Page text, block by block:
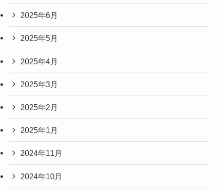
2025年6月
2025年5月
2025年4月
2025年3月
2025年2月
2025年1月
2024年11月
2024年10月